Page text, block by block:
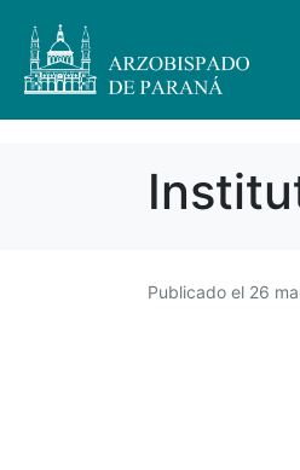
Publicado el 26